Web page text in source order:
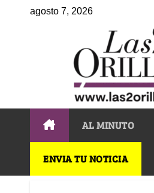
agosto 7, 2026
AL MINUTO
ENVIA TU NOTICIA